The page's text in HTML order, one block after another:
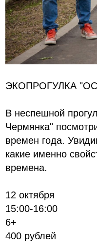
ЭКОПРОГУЛКА
В неспешной
Чермянка"
времен года.
какие именно
времена.
12 октября
15:00-16:00
6+
400 рублей